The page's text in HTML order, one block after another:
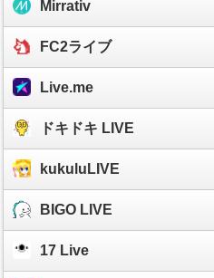
Mirrativ
FC2ライブ
Live.me
ドキドキ LIVE
kukuluLIVE
BIGO LIVE
17 Live